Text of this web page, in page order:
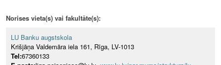
Norises vieta(s) vai fakultāte(s):
LU Banku augstskola
Krišjāņa Valdemāra iela 161, Rīga, LV-1013
Tel:67360133